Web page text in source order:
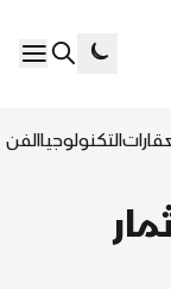
التكنولوجياالفن